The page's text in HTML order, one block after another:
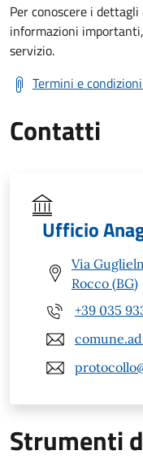
Per conoscere i
informazioni
servizio.
Termini e
Contatti
Ufficio
Via
Rocco (BG)
+39 035
Strumenti